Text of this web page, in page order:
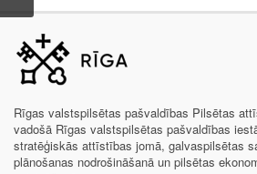
Rīgas valstspilsētas pašvaldības Pilsētas
vadošā Rīgas valstspilsētas pašvaldības
stratēģiskās attīstības jomā, galvaspilsētas
plānošanas nodrošināšanā un pilsētas